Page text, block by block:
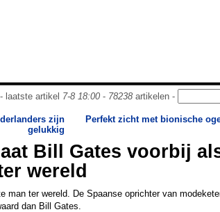
laatste artikel 7-8 18:00- 78238artikelen -
zijn
gelukkig
Perfekt zicht met bionische
Bill Gates voorbij
wereld
man ter wereld. De Spaanse oprichter van
dan Bill Gates.